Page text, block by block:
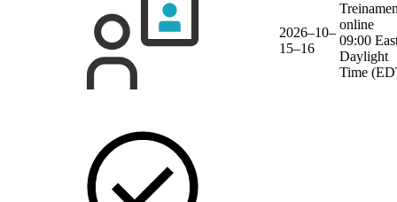
2026–10–
15–16
online
09:00
Daylight
Time